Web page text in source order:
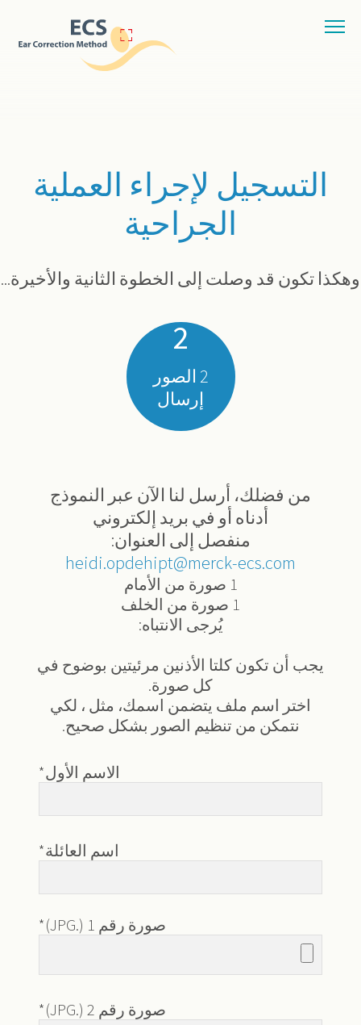
التسجيل لإجراء العملية
الجراحية
وهكذا تكون قد وصلت إلى الخطوة الثانية والأخيرة...
2
2 الصور
إرسال
من فضلك، أرسل لنا الآن عبر النموذج
أدناه أو في بريد إلكتروني
منفصل إلى العنوان:
heidi.opdehipt@merck-ecs.com
1 صورة من الأمام
1 صورة من الخلف
يُرجى الانتباه:
يجب أن تكون كلتا الأذنين مرئيتين بوضوح في
كل صورة.
اختر اسم ملف يتضمن اسمك، مثل ، لكي
نتمكن من تنظيم الصور بشكل صحيح.
الاسم الأول*
اسم العائلة*
صورة رقم 1 (.JPG) *
صورة رقم 2 (.JPG) *